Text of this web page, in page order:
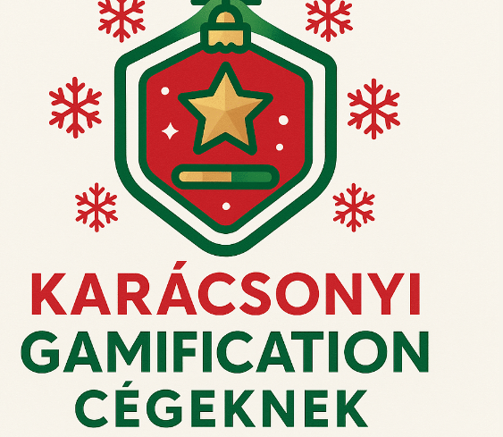
► 507 a
KOSÁRBA
TESZEM
► 512. változat
KOSÁRBA
TESZEM
► 523.
Ne hagyja a rendelést az
pillanatra!